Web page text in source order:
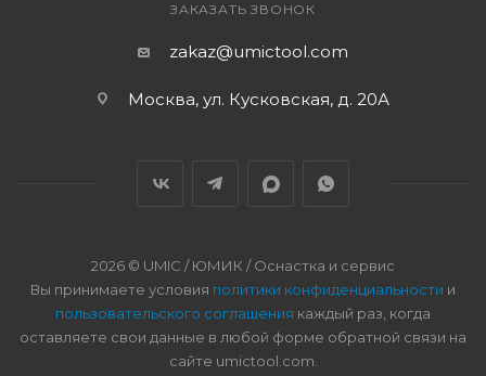
ЗАКАЗАТЬ ЗВОНОК
zakaz@umictool.com
Москва, ул. Кусковская, д. 20А
2026 © UMIC / ЮМИК / Оснастка и сервис
Вы принимаете условия политики конфиденциальности и
пользовательского соглашения каждый раз, когда
оставляете свои данные в любой форме обратной связи на
сайте umictool.com.